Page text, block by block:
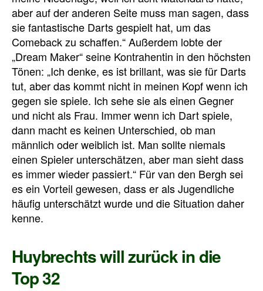
aber auf der anderen Seite muss man sagen, dass
sie fantastische Darts gespielt hat, um das
Comeback zu schaffen.“ Außerdem lobte der
„Dream Maker“ seine Kontrahentin in den höchsten
Tönen: „Ich denke, es ist brillant, was sie für Darts
tut, aber das kommt nicht in meinen Kopf wenn ich
gegen sie spiele. Ich sehe sie als einen Gegner
und nicht als Frau. Immer wenn ich Dart spiele,
dann macht es keinen Unterschied, ob man
männlich oder weiblich ist. Man sollte niemals
einen Spieler unterschätzen, aber man sieht dass
es immer wieder passiert.“ Für van den Bergh sei
es ein Vorteil gewesen, dass er als Jugendliche
häufig unterschätzt wurde und die Situation daher
kenne.
Huybrechts will zurück in die
Top 32